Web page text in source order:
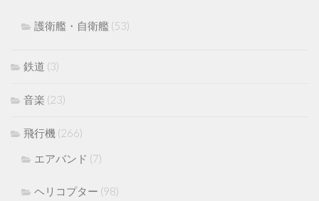
護衛艦・自衛艦 (53)
鉄道 (3)
音楽 (23)
飛行機 (266)
エアバンド (7)
ヘリコプター (98)